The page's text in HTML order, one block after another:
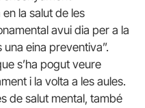
la salut de les
avui dia per a la
eina preventiva”.
s’ha pogut veure
i la volta a les aules.
de salut mental, també